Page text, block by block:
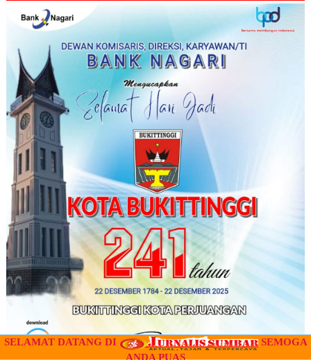
SELAMAT DATANG DI
SEMOGA
ANDA PUAS